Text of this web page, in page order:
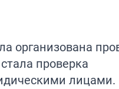
организована
проверка
лицами.